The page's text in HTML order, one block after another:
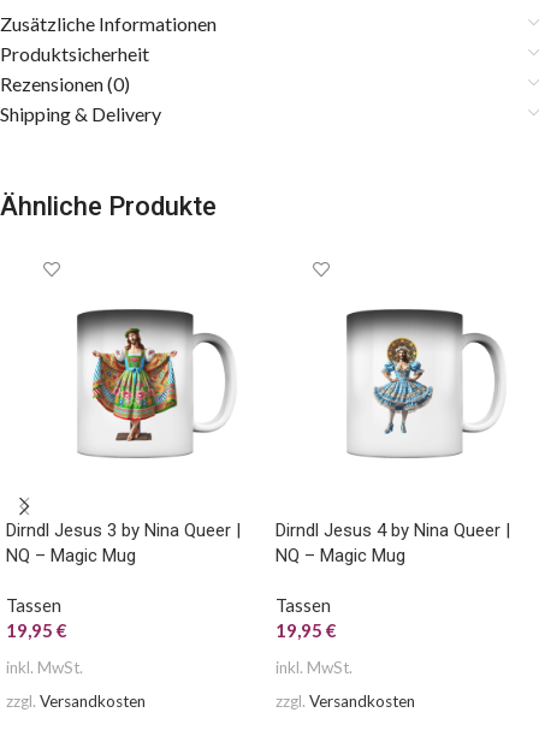
Zusätzliche Informationen
Produktsicherheit
Rezensionen (0)
Shipping & Delivery
Ähnliche Produkte
Dirndl Jesus 3 by Nina Queer |
NQ – Magic Mug
Tassen
19,95 €
inkl. MwSt.
zzgl. Versandkosten
Dirndl Jesus 4 by Nina Queer |
NQ – Magic Mug
Tassen
19,95 €
inkl. MwSt.
zzgl. Versandkosten